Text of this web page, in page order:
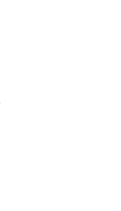
in new
new window